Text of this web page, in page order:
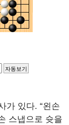
가 있다. “왼손
스냅으로 슛을